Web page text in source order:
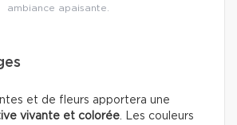
ambiance apaisante.
et de fleurs apportera une
vivante et colorée. Les couleurs